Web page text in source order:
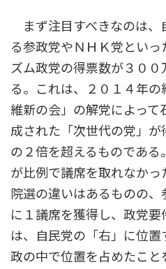
まず注目すべきなのは、
る参政党やＮＨＫ党とい
ズム政党の得票数が３０
る。これは、２０１４年
維新の会」の解党によっ
成された「次世代の党」
の２倍を超えるものである
が比例で議席を取れなか
院選の違いはあるものの
に１議席を獲得し、政党
は、自民党の「右」に位
政の中で位置を占めたこと